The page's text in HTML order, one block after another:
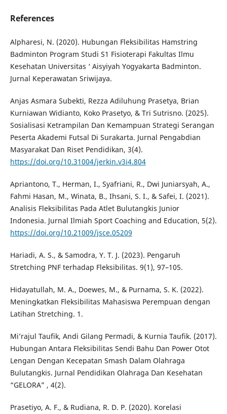
References
Alpharesi, N. (2020). Hubungan Fleksibilitas Hamstring
Badminton Program Studi S1 Fisioterapi Fakultas Ilmu
Kesehatan Universitas ‘ Aisyiyah Yogyakarta Badminton.
Jurnal Keperawatan Sriwijaya.
Anjas Asmara Subekti, Rezza Adiluhung Prasetya, Brian
Kurniawan Widianto, Koko Prasetyo, & Tri Sutrisno. (2025).
Sosialisasi Ketrampilan Dan Kemampuan Strategi Serangan
Peserta Akademi Futsal Di Surakarta. Jurnal Pengabdian
Masyarakat Dan Riset Pendidikan, 3(4).
https://doi.org/10.31004/jerkin.v3i4.804
Apriantono, T., Herman, I., Syafriani, R., Dwi Juniarsyah, A.,
Fahmi Hasan, M., Winata, B., Ihsani, S. I., & Safei, I. (2021).
Analisis Fleksibilitas Pada Atlet Bulutangkis Junior
Indonesia. Jurnal Ilmiah Sport Coaching and Education, 5(2).
https://doi.org/10.21009/jsce.05209
Hariadi, A. S., & Samodra, Y. T. J. (2023). Pengaruh
Stretching PNF terhadap Fleksibilitas. 9(1), 97–105.
Hidayatullah, M. A., Doewes, M., & Purnama, S. K. (2022).
Meningkatkan Fleksibilitas Mahasiswa Perempuan dengan
Latihan Stretching. 1.
Mi’rajul Taufik, Andi Gilang Permadi, & Kurnia Taufik. (2017).
Hubungan Antara Fleksibilitas Sendi Bahu Dan Power Otot
Lengan Dengan Kecepatan Smash Dalam Olahraga
Bulutangkis. Jurnal Pendidikan Olahraga Dan Kesehatan
“GELORA” , 4(2).
Prasetiyo, A. F., & Rudiana, R. D. P. (2020). Korelasi